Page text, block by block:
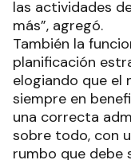
las actividades
más”, agregó.
También la
planificación
elogiando que el
siempre en
una correcta
sobre todo, con
rumbo que debe